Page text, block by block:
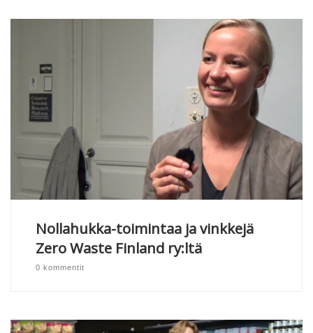
Nollahukka-toimintaa ja vinkkejä
Zero Waste Finland ry:ltä
0 kommentit